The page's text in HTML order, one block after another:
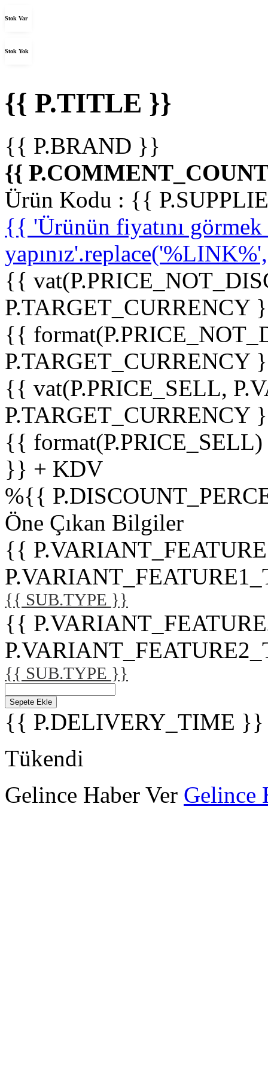
Stok Var
Stok Yok
{{ P.TITLE }}
{{ P.BRAND }}
{{
Ürün Kodu : {{
{{ 'Ürünün fiyatını
{{
P.TARGET_CURRENCY
{{
P.TARGET_CURRENCY
{{ vat(P.PRICE_SELL,
P.TARGET_CURRENCY
{{
}} + KDV
%{{
Öne Çıkan Bilgiler
{{
{{ SUB.TYPE }}
{{
{{ SUB.TYPE }}
Sepete Ekle
{{ P.DELIVERY_TIME }}
Tükendi
Gelince Haber Ver Gelince